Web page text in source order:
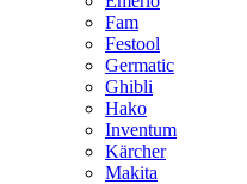
Fam
Festool
Germatic
Ghibli
Hako
Inventum
Kärcher
Makita